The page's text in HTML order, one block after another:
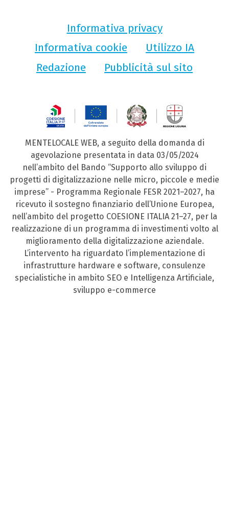
Informativa privacy
Informativa cookie
Utilizzo IA
Redazione
Pubblicità sul sito
MENTELOCALE WEB, a seguito della domanda di
agevolazione presentata in data 03/05/2024
nell’ambito del Bando “Supporto allo sviluppo di
progetti di digitalizzazione nelle micro, piccole e medie
imprese” - Programma Regionale FESR 2021–2027, ha
ricevuto il sostegno finanziario dell’Unione Europea,
nell’ambito del progetto COESIONE ITALIA 21–27, per la
realizzazione di un programma di investimenti volto al
miglioramento della digitalizzazione aziendale.
L’intervento ha riguardato l’implementazione di
infrastrutture hardware e software, consulenze
specialistiche in ambito SEO e Intelligenza Artificiale,
sviluppo e-commerce